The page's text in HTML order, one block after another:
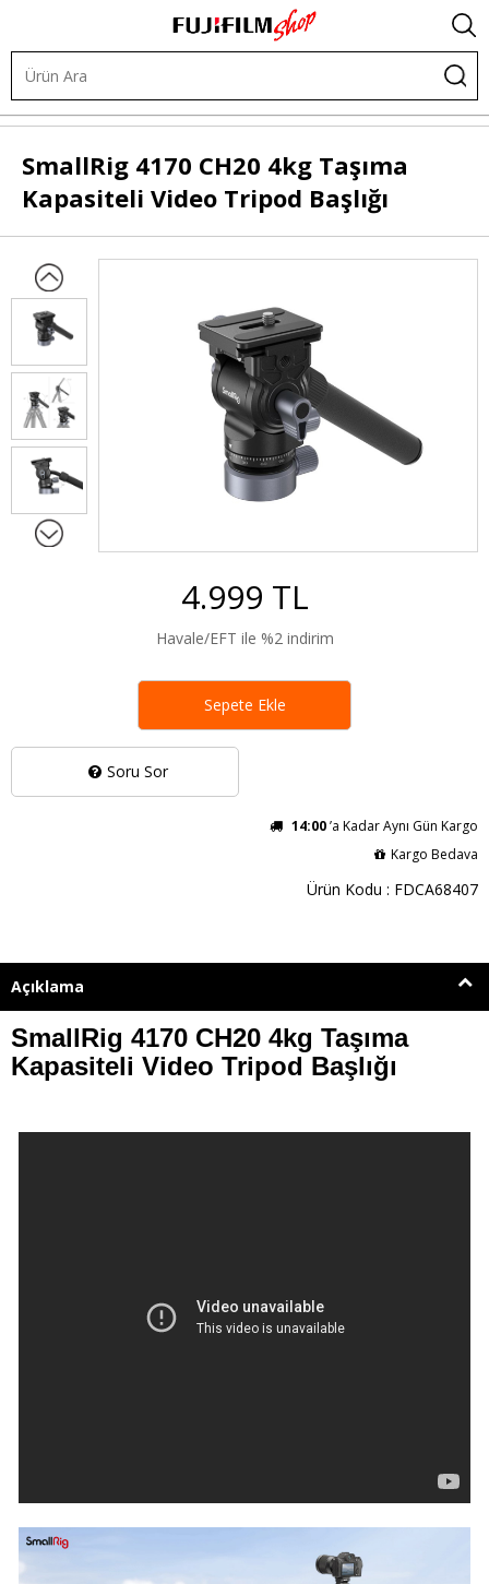
SmallRig 4170 CH20 4kg Taşıma
Kapasiteli Video Tripod Başlığı
Soru Sor
4.999 TL
Havale/EFT ile %2 indirim
14:00’a Kadar Aynı Gün Kargo
Kargo Bedava
Ürün Kodu : FDCA68407
Sepete Ekle
Açıklama
SmallRig 4170 CH20 4kg Taşıma
Kapasiteli Video Tripod Başlığı